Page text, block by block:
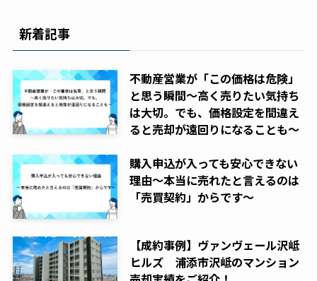
新着記事
不動産営業が「この価格は危険」
と思う瞬間～高く売りたい気持ち
は大切。でも、価格設定を間違え
ると売却が遠回りになることも～
購入申込が入っても安心できない
理由～本当に売れたと言えるのは
「売買契約」からです～
【成約事例】ヴァンヴェール沢岻
ヒルズ 浦添市沢岻のマンション